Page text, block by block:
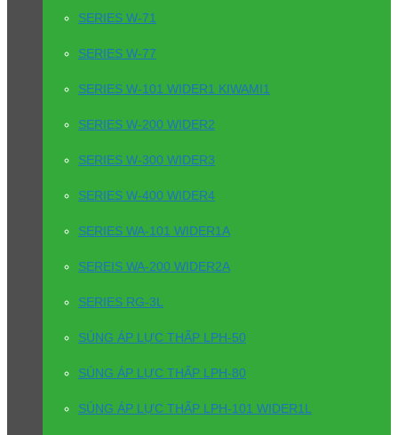
SERIES W-71
SERIES W-77
SERIES W-101 WIDER1 KIWAMI1
SERIES W-200 WIDER2
SERIES W-300 WIDER3
SERIES W-400 WIDER4
SERIES WA-101 WIDER1A
SEREIS WA-200 WIDER2A
SERIES RG-3L
SÚNG ÁP LỰC THẤP LPH-50
SÚNG ÁP LỰC THẤP LPH-80
SÚNG ÁP LỰC THẤP LPH-101 WIDER1L